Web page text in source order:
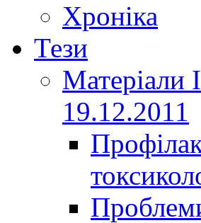
Хроніка
Тези
Матеріали
19.12.2011